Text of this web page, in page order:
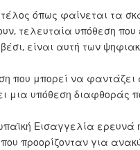
όπως φαίνεται τα
τελευταία υπόθεση
είναι αυτή των
που μπορεί να φαντάζει
μια υπόθεση διαφθοράς
Εισαγγελία
προορίζονταν για